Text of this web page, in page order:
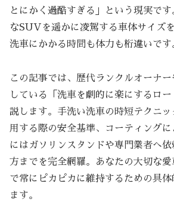
とにかく過酷すぎる」という現実で
なSUVを遥かに凌駕する車体サイズ
洗車にかかる時間も体力も桁違いです
この記事では、歴代ランクルオーナ
している「洗車を劇的に楽にするロ
説します。手洗い洗車の時短テクニッ
用する際の安全基準、コーティング
にはガソリンスタンドや専門業者へ
方までを完全網羅。あなたの大切な
で常にピカピカに維持するための具
ます。